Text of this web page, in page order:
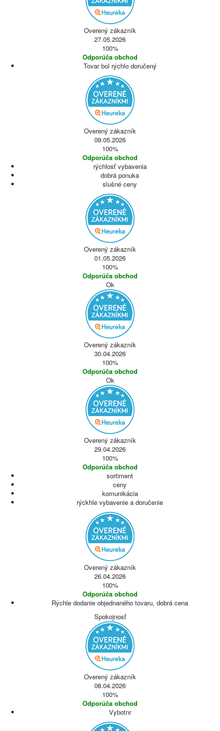
Overený zákazník
27.05.2026
100%
Odporúča obchod
Tovar bol rýchlo doručený
Overený zákazník
09.05.2026
100%
Odporúča obchod
rýchlosť vybavenia
dobrá ponuka
slušné ceny
Overený zákazník
01.05.2026
100%
Odporúča obchod
Ok
Overený zákazník
30.04.2026
100%
Odporúča obchod
Ok
Overený zákazník
29.04.2026
100%
Odporúča obchod
sortiment
ceny
komunikácia
rýckhle vybavenie a doručenie
Overený zákazník
26.04.2026
100%
Odporúča obchod
Rýchle dodanie objednaného tovaru, dobrá cena
Spokojnosť
Overený zákazník
08.04.2026
100%
Odporúča obchod
Vybotnr